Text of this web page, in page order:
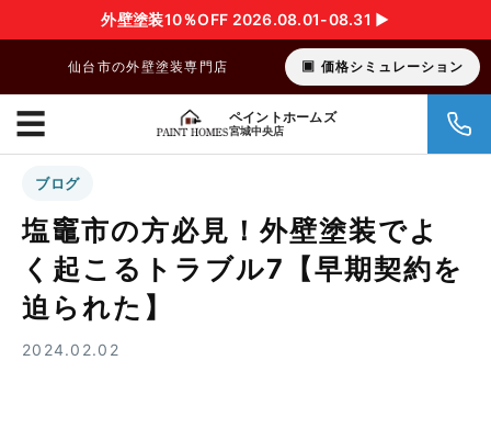
外壁塗装10％OFF 2026.08.01-08.31 ▶︎
仙台市の外壁塗装専門店 価格シミュレーション
ペイントホームズ
宮城中央店
☰
ブログ
塩竈市の方必見！外壁塗装でよ
く起こるトラブル7【早期契約を
迫られた】
2024.02.02